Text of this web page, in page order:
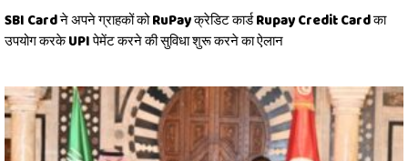
SBI Card ने अपने ग्राहकों को RuPay क्रेडिट कार्ड Rupay Credit Card का
उपयोग करके UPI पेमेंट करने की सुविधा शुरू करने का ऐलान